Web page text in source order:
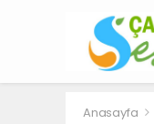
Anasayfa